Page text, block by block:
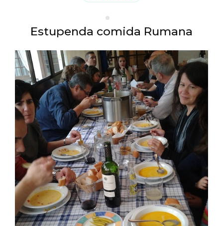
Estupenda comida Rumana